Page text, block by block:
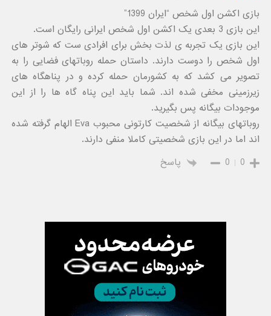
بازی اکشن اول شخص “ایران 1399”
این بازی 3 بعدی یک اکشن اول شخص ایرانی رایگان است.
این بازی یک تجربه ی لذت بخش برای افرادی ست که شوتر های
اول شخص را دوست دارند. داستان حمله روباتهای فضایی را به
تصویر می کشد که به کشورمان حمله کرده و در پناهگاه های
زیرزمینی مخفی شده اند. شما باید این پناه گاه ها را از این
موجودات بیگانه پس بگیرید.
روباتهای بیگانه از شخصیت کارتونی محبوب Eva الهام گرفته شده
اند اما در این بازی شخصیتی کاملا منفی دارند.
0
0 پاسخ